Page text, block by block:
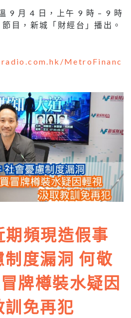
9 月 4 日，上午 9 時 – 9 時
目，新城「財經台」播出。
MetroFinanc
頻現造假事
度漏洞 何敬
牌樽裝水疑因
訓免再犯